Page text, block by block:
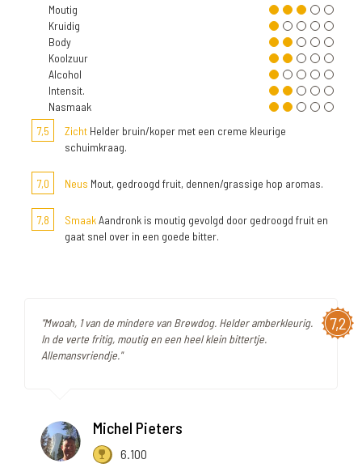
Moutig
Kruidig
Body
Koolzuur
Alcohol
Intensit.
Nasmaak
7,5
Zicht Helder bruin/koper met een creme kleurige
schuimkraag.
7,0 Neus Mout, gedroogd fruit, dennen/grassige hop aromas.
7,8 SmaakAandronk is moutig gevolgd door gedroogd fruit en
gaat snel over in een goede bitter.
7,2
"Mwoah, 1 van de mindere van Brewdog. Helder amberkleurig.
In de verte fritig, moutig en een heel klein bittertje.
Allemansvriendje."
Michel Pieters
6.100